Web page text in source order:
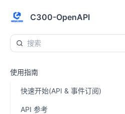
C300-OpenAPI
使用指南
快速开始(API & 事件订阅)
API 参考